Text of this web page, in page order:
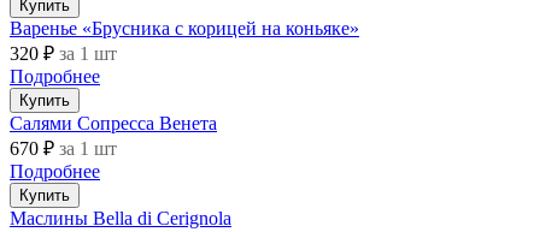
Купить
Варенье «Брусника с корицей на коньяке»
320 ₽ за 1 шт
Подробнее
Купить
Салями Сопресса Венета
670 ₽ за 1 шт
Подробнее
Купить
Маслины Bella di Cerignola